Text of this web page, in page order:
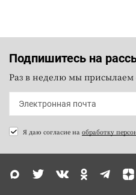
Подпишитесь на
Раз в неделю мы
Я даю согласие на обработку